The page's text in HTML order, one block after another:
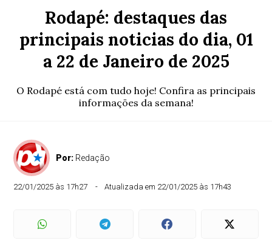
Rodapé: destaques das
principais noticias do dia, 01
a 22 de Janeiro de 2025
O Rodapé está com tudo hoje! Confira as principais
informações da semana!
Por: Redação
22/01/2025 às 17h27 Atualizada em 22/01/2025 às 17h43